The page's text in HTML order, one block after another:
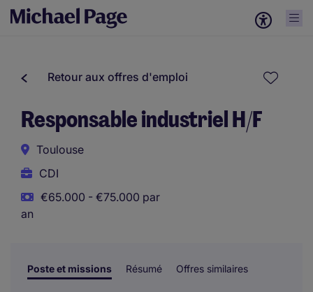
Retour aux offres d'emploi
Responsable industriel H/F
Toulouse
CDI
€65.000 - €75.000 par
an
Poste et missions Résumé Offres similaires